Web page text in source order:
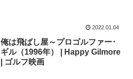
2022.01.04
俺は飛ばし屋～プロゴルファー･
ギル（1996年） | Happy Gilmore
| ゴルフ映画